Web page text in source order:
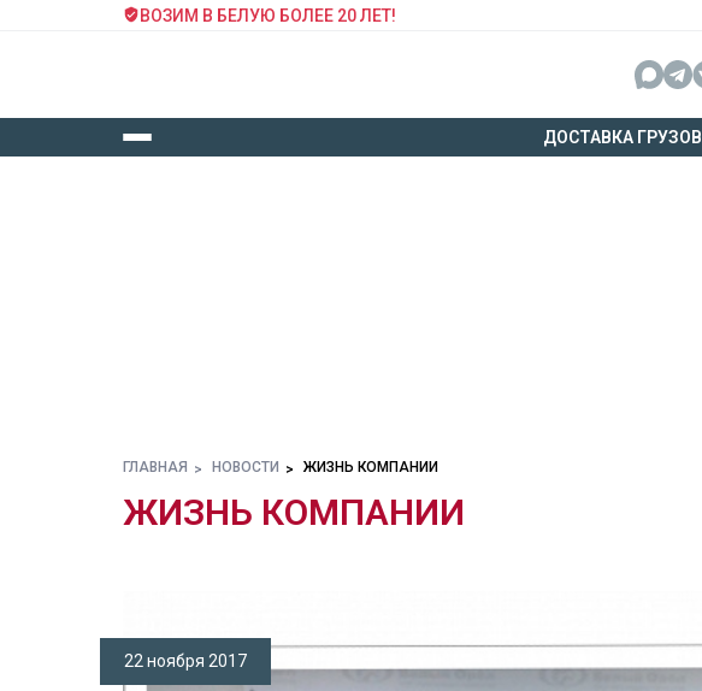
ВОЗИМ В БЕЛУЮ БОЛЕЕ 20 ЛЕТ!
ДОСТАВКА ГРУЗОВ
ГЛАВНАЯ НОВОСТИ ЖИЗНЬ КОМПАНИИ
ЖИЗНЬ КОМПАНИИ
22 ноября 2017